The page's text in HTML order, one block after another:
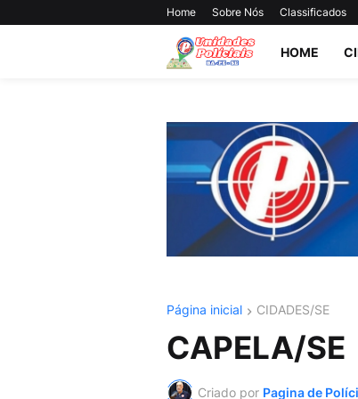
Home Sobre Nós Classificados
HOME
Página inicial CIDADES/SE
CAPELA/SE
Criado por Pagina de